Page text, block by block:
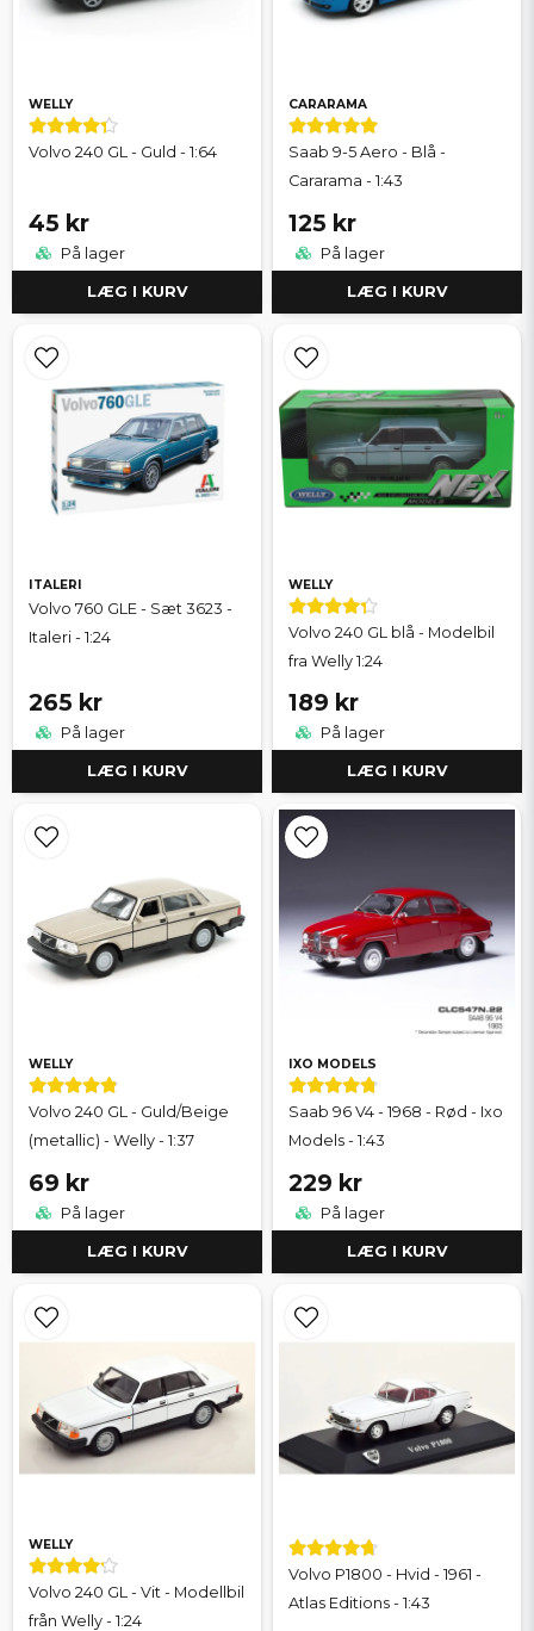
WELLY
Volvo 240 GL - Guld - 1:64
45 kr
På lager
LÆG I KURV
CARARAMA
Saab 9-5 Aero - Blå -
Cararama - 1:43
125 kr
På lager
LÆG I KURV
ITALERI
Volvo 760 GLE - Sæt 3623 -
Italeri - 1:24
265 kr
På lager
LÆG I KURV
WELLY
Volvo 240 GL blå - Modelbil
fra Welly 1:24
189 kr
På lager
LÆG I KURV
WELLY
Volvo 240 GL - Guld/Beige
(metallic) - Welly - 1:37
69 kr
På lager
LÆG I KURV
IXO MODELS
Saab 96 V4 - 1968 - Rød - Ixo
Models - 1:43
229 kr
På lager
LÆG I KURV
WELLY
Volvo 240 GL - Vit - Modellbil
från Welly - 1:24
Volvo P1800 - Hvid - 1961 -
Atlas Editions - 1:43